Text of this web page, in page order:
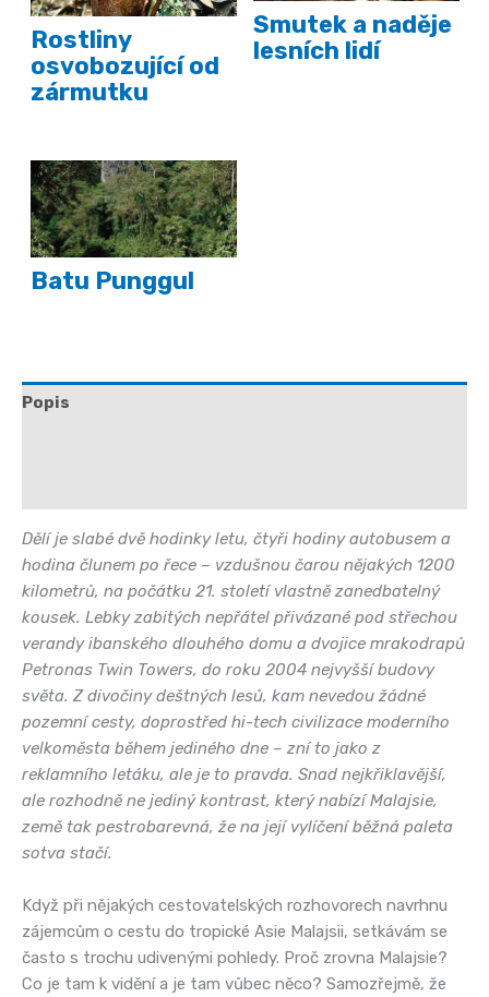
Rostliny
osvobozující od
zármutku
Smutek a naděje
lesních lidí
Batu Punggul
Popis
Dělí je slabé dvě hodinky letu, čtyři hodiny autobusem a
hodina člunem po řece – vzdušnou čarou nějakých 1200
kilometrů, na počátku 21. století vlastně zanedbatelný
kousek. Lebky zabitých nepřátel přivázané pod střechou
verandy ibanského dlouhého domu a dvojice mrakodrapů
Petronas Twin Towers, do roku 2004 nejvyšší budovy
světa. Z divočiny deštných lesů, kam nevedou žádné
pozemní cesty, doprostřed hi-tech civilizace moderního
velkoměsta během jediného dne – zní to jako z
reklamního letáku, ale je to pravda. Snad nejkřiklavější,
ale rozhodně ne jediný kontrast, který nabízí Malajsie,
země tak pestrobarevná, že na její vylíčení běžná paleta
sotva stačí.
Když při nějakých cestovatelských rozhovorech navrhnu
zájemcům o cestu do tropické Asie Malajsii, setkávám se
často s trochu udivenými pohledy. Proč zrovna Malajsie?
Co je tam k vidění a je tam vůbec něco? Samozřejmě, že